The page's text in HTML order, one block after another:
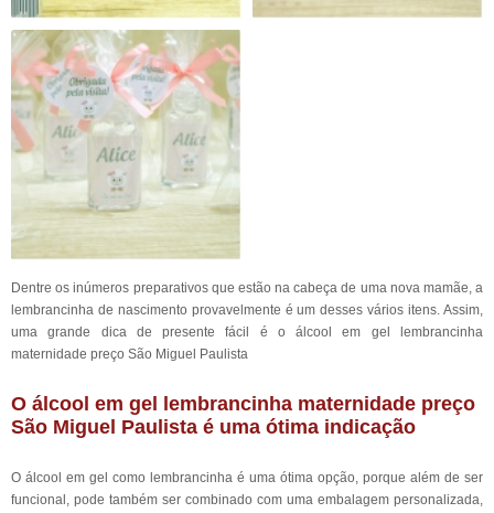
Dentre os inúmeros preparativos que estão na cabeça de uma nova mamãe, a
lembrancinha de nascimento provavelmente é um desses vários itens. Assim,
uma grande dica de presente fácil é o álcool em gel lembrancinha
maternidade preço São Miguel Paulista
O álcool em gel lembrancinha maternidade preço
São Miguel Paulista é uma ótima indicação
O álcool em gel como lembrancinha é uma ótima opção, porque além de ser
funcional, pode também ser combinado com uma embalagem personalizada,